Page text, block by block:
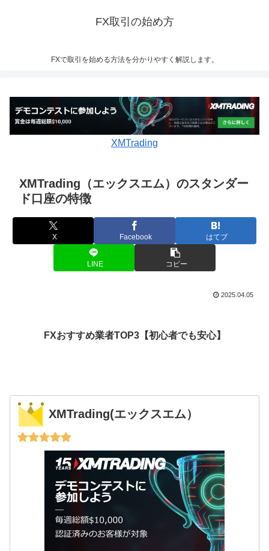
FX取引の始め方
FXで取引を始める方法を分かりやすく解説します。
XMTrading
XMTrading（エックスエム）のスタンダー
ド口座の特徴
X Facebook はてブ
LINE コピー
2025.04.05
FXおすすめ業者TOP3【初心者でも安心】
XMTrading(エックスエム）